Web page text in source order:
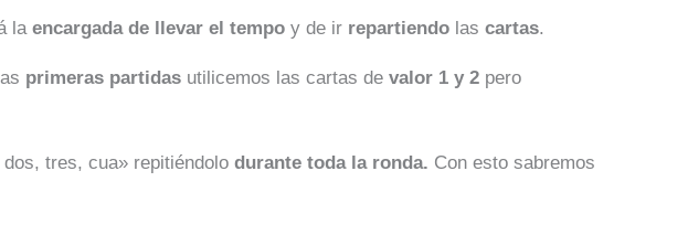
la encargada de llevar el tempo y de ir repartiendo las cartas.
primeras partidas utilicemos las cartas de valor 1 y 2 pero
dos, tres, cua» repitiéndolo durante toda la ronda. Con esto sabremos